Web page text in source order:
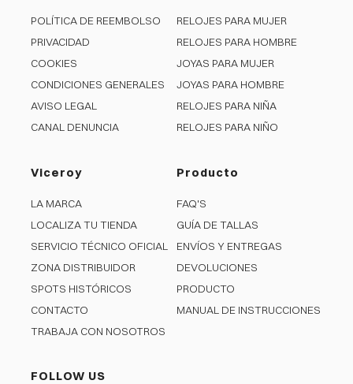
POLÍTICA DE REEMBOLSO
PRIVACIDAD
COOKIES
CONDICIONES GENERALES
AVISO LEGAL
CANAL DENUNCIA
RELOJES PARA MUJER
RELOJES PARA HOMBRE
JOYAS PARA MUJER
JOYAS PARA HOMBRE
RELOJES PARA NIÑA
RELOJES PARA NIÑO
Viceroy
LA MARCA
LOCALIZA TU TIENDA
SERVICIO TÉCNICO OFICIAL
ZONA DISTRIBUIDOR
SPOTS HISTÓRICOS
CONTACTO
TRABAJA CON NOSOTROS
Producto
FAQ'S
GUÍA DE TALLAS
ENVÍOS Y ENTREGAS
DEVOLUCIONES
PRODUCTO
MANUAL DE INSTRUCCIONES
FOLLOW US